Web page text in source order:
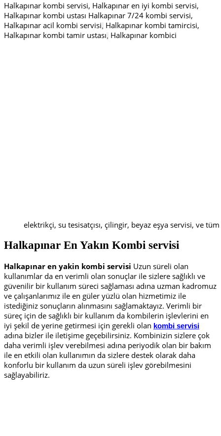
Halkapınar kombi servisi, Halkapınar en iyi kombi servisi,
Halkapınar kombi ustası Halkapınar 7/24 kombi servisi,
Halkapınar acil kombi servisi, Halkapınar kombi tamircisi,
Halkapınar kombi tamir ustası, Halkapınar kombici
elektrikçi, su tesisatçısı, çilingir, beyaz eşya servisi, ve
Halkapınar En Yakın Kombi servisi
Halkapınar en yakin kombi servisi Uzun süreli olan
kullanımlar da en verimli olan sonuçlar ile sizlere sağlıklı ve
güvenilir bir kullanım süreci sağlaması adına uzman kadromuz
ve çalışanlarımız ile en güler yüzlü olan hizmetimiz ile
istediğiniz sonuçların alınmasını sağlamaktayız. Verimli bir
süreç için de sağlıklı bir kullanım da kombilerin işlevlerini en
iyi şekil de yerine getirmesi için gerekli olan kombi servisi
adına bizler ile iletişime geçebilirsiniz. Kombinizin sizlere çok
daha verimli işlev verebilmesi adına periyodik olan bir bakım
ile en etkili olan kullanımın da sizlere destek olarak daha
konforlu bir kullanım da uzun süreli işlev görebilmesini
sağlayabiliriz.